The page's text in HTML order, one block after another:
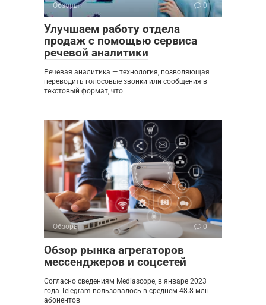
Обзоры 0
Улучшаем работу отдела
продаж с помощью сервиса
речевой аналитики
Речевая аналитика — технология, позволяющая
переводить голосовые звонки или сообщения в
текстовый формат, что
Обзоры 0
Обзор рынка агрегаторов
мессенджеров и соцсетей
Согласно сведениям Mediascope, в январе 2023
года Telegram пользовалось в среднем 48.8 млн
абонентов